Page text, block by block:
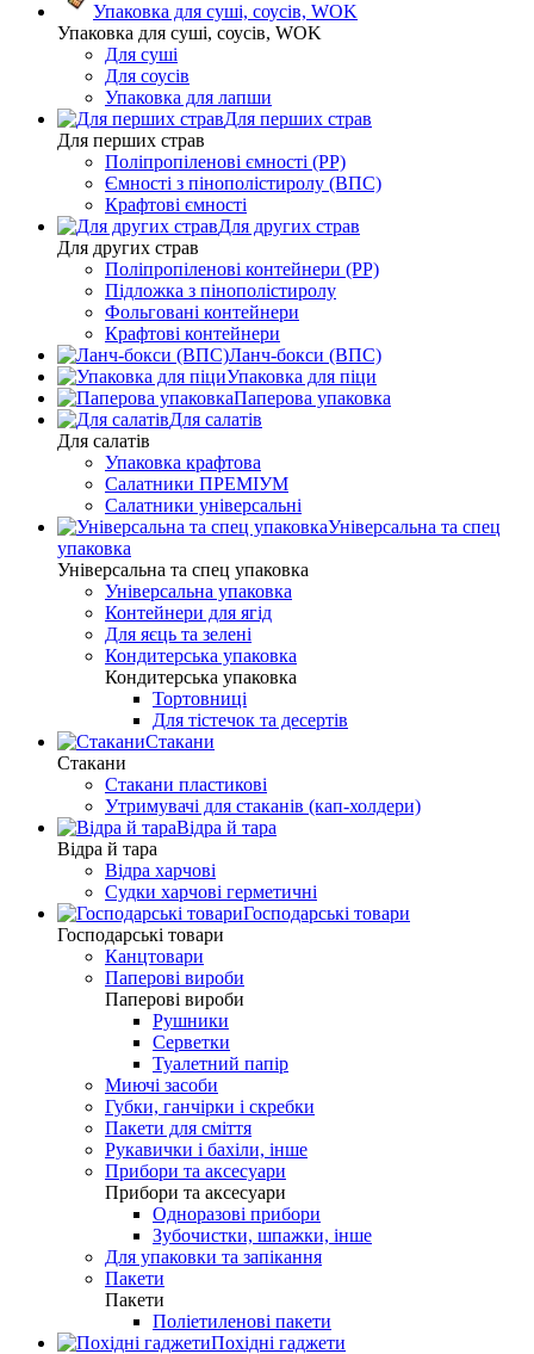
Упаковка для суші, соусів, WOK
Упаковка для суші, соусів, WOK
Для суші
Для соусів
Упаковка для лапши
Для перших страв
Для перших страв
Поліпропіленові ємності (PP)
Ємності з пінополістиролу (ВПС)
Крафтові ємності
Для других страв
Для других страв
Поліпропіленові контейнери (PP)
Підложка з пінополістиролу
Фольговані контейнери
Крафтові контейнери
Ланч-бокси (ВПС)
Упаковка для піци
Паперова упаковка
Для салатів
Для салатів
Упаковка крафтова
Салатники ПРЕМІУМ
Салатники універсальні
Універсальна та спец
упаковка
Універсальна та спец упаковка
Універсальна упаковка
Контейнери для ягід
Для яєць та зелені
Кондитерська упаковка
Кондитерська упаковка
Тортовниці
Для тістечок та десертів
Стакани
Стакани
Стакани пластикові
Утримувачі для стаканів (кап-холдери)
Відра й тара
Відра й тара
Відра харчові
Судки харчові герметичні
Господарські товари
Господарські товари
Канцтовари
Паперові вироби
Паперові вироби
Рушники
Серветки
Туалетний папір
Миючі засоби
Губки, ганчірки і скребки
Пакети для сміття
Рукавички і бахіли, інше
Прибори та аксесуари
Прибори та аксесуари
Одноразові прибори
Зубочистки, шпажки, інше
Для упаковки та запікання
Пакети
Пакети
Поліетиленові пакети
Похідні гаджети